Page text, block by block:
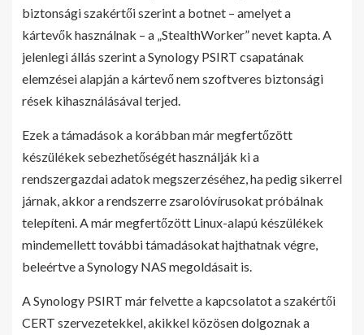
biztonsági szakértői szerint a botnet – amelyet a
kártevők használnak – a „StealthWorker” nevet kapta. A
jelenlegi állás szerint a Synology PSIRT csapatának
elemzései alapján a kártevő nem szoftveres biztonsági
rések kihasználásával terjed.
Ezek a támadások a korábban már megfertőzött
készülékek sebezhetőségét használják ki a
rendszergazdai adatok megszerzéséhez, ha pedig sikerrel
járnak, akkor a rendszerre zsarolóvírusokat próbálnak
telepíteni. A már megfertőzött Linux-alapú készülékek
mindemellett további támadásokat hajthatnak végre,
beleértve a Synology NAS megoldásait is.
A Synology PSIRT már felvette a kapcsolatot a szakértői
CERT szervezetekkel, akikkel közösen dolgoznak a